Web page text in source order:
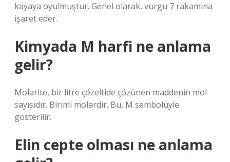
kayaya oyulmuştur. Genel olarak, vurgu 7 rakamına
işaret eder.
Kimyada M harfi ne anlama
gelir?
Molarite, bir litre çözeltide çözünen maddenin mol
sayısıdır. Birimi molardır. Bu, M sembolüyle
gösterilir.
Elin cepte olması ne anlama